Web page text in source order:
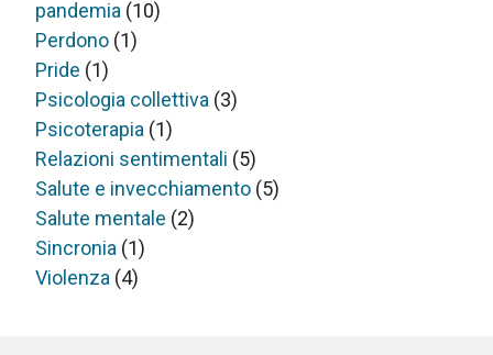
pandemia (10)
Perdono (1)
Pride (1)
Psicologia collettiva (3)
Psicoterapia (1)
Relazioni sentimentali (5)
Salute e invecchiamento (5)
Salute mentale (2)
Sincronia (1)
Violenza (4)